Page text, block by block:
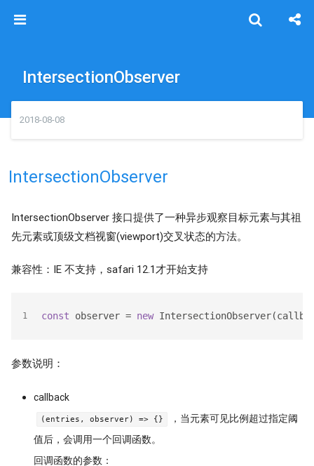
IntersectionObserver
2018-08-08
IntersectionObserver
IntersectionObserver 接口提供了一种异步观察目标元素与其祖
先元素或顶级文档视窗(viewport)交叉状态的方法。
兼容性：IE 不支持，safari 12.1才开始支持
1 const observer = new
参数说明：
callback
(entries, observer) => {}
，当元素可见比例超过指定阈
值后，会调用一个回调函数。
回调函数的参数：